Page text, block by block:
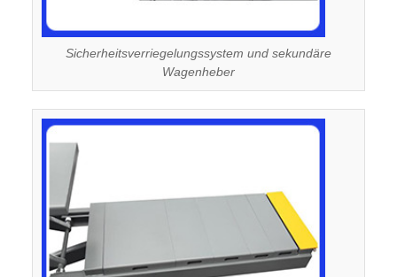
Sicherheitsverriegelungssystem und sekundäre
Wagenheber